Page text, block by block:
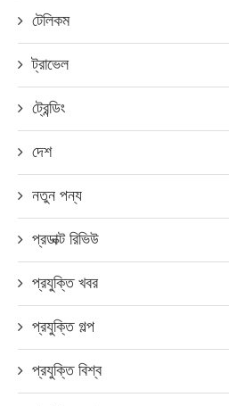
টেলিকম
ট্রাভেল
ট্রেন্ডিং
দেশ
নতুন পন্য
প্রডাক্ট রিভিউ
প্রযুক্তি খবর
প্রযুক্তি গল্প
প্রযুক্তি বিশ্ব